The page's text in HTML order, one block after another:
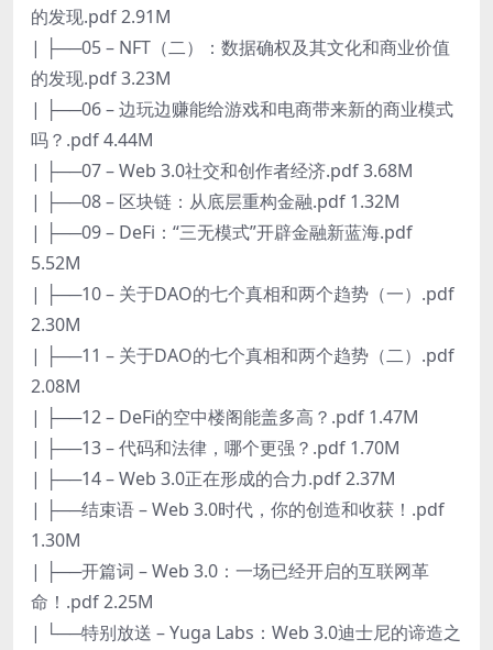
的发现.pdf 2.91M
| ├──05 – NFT（二）：数据确权及其文化和商业价值
的发现.pdf 3.23M
| ├──06 – 边玩边赚能给游戏和电商带来新的商业模式
吗？.pdf 4.44M
| ├──07 – Web 3.0社交和创作者经济.pdf 3.68M
| ├──08 – 区块链：从底层重构金融.pdf 1.32M
| ├──09 – DeFi：“三无模式”开辟金融新蓝海.pdf
5.52M
| ├──10 – 关于DAO的七个真相和两个趋势（一）.pdf
2.30M
| ├──11 – 关于DAO的七个真相和两个趋势（二）.pdf
2.08M
| ├──12 – DeFi的空中楼阁能盖多高？.pdf 1.47M
| ├──13 – 代码和法律，哪个更强？.pdf 1.70M
| ├──14 – Web 3.0正在形成的合力.pdf 2.37M
| ├──结束语 – Web 3.0时代，你的创造和收获！.pdf
1.30M
| ├──开篇词 – Web 3.0：一场已经开启的互联网革
命！.pdf 2.25M
| └──特别放送 – Yuga Labs：Web 3.0迪士尼的谛造之